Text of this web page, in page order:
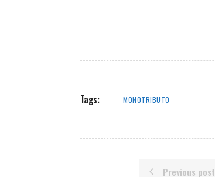
Tags: MONOTRIBUTO
Previous post